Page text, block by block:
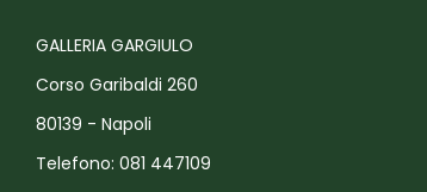
GALLERIA GARGIULO
Corso Garibaldi 260
80139 - Napoli
Telefono: 081 447109